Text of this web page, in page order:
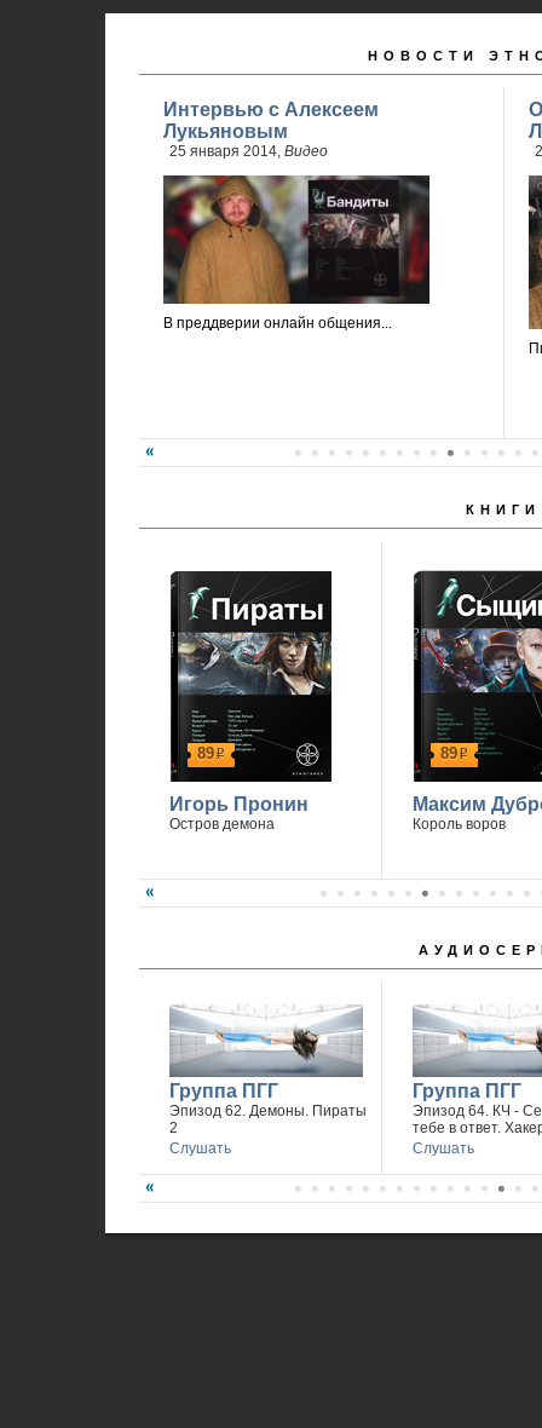
НОВОСТИ
Интервью с Алексеем
Лукьяновым
25 января 2014, Видео
В преддверии онлайн общения...
КНИГИ
89р
Игорь Пронин
Остров демона
89р
Максим
Король воров
Группа ПГГ
Эпизод 62. Демоны. Пираты
2
Слушать
Группа ПГГ
Эпизод 64. КЧ -
тебе в ответ.
Слушать